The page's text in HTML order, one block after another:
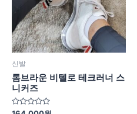
신발
톰브라운 비텔로 테크러너 스
니커즈
5